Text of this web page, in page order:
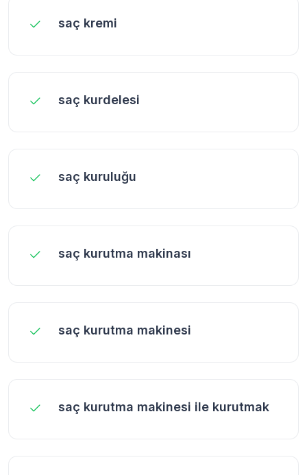
saç kremi
saç kurdelesi
saç kuruluğu
saç kurutma makinası
saç kurutma makinesi
saç kurutma makinesi ile kurutmak